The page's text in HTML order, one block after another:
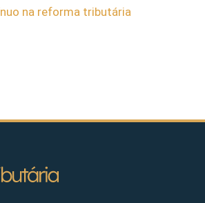
na reforma tributária